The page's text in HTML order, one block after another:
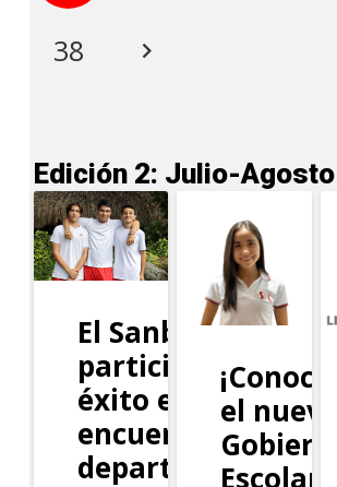
38
Edición 2: Julio-Agosto
El Sanboni
participa con
éxito en el
encuentro
departamental
¡Conoce
el nuevo
Gobierno
Escolar